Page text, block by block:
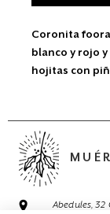
Coronita
blanco y rojo
hojitas con
Abedules, 32